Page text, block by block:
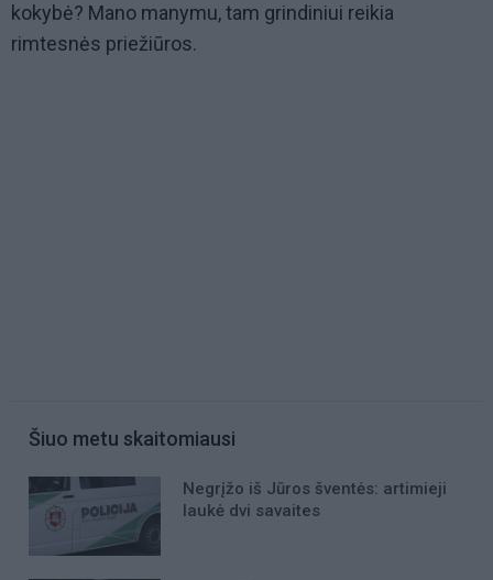
kokybė? Mano manymu, tam grindiniui reikia
rimtesnės priežiūros.
Šiuo metu skaitomiausi
Negrįžo iš Jūros šventės: artimieji
laukė dvi savaites